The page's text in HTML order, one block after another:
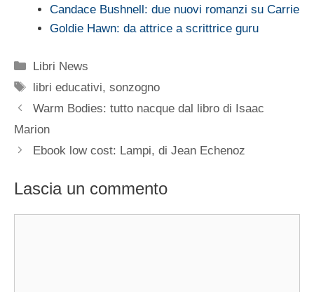
Candace Bushnell: due nuovi romanzi su Carrie
Goldie Hawn: da attrice a scrittrice guru
Categorie
Libri News
Tag
libri educativi,sonzogno
Warm Bodies: tutto nacque dal libro di Isaac
Marion
Ebook low cost: Lampi, di Jean Echenoz
Lascia un commento